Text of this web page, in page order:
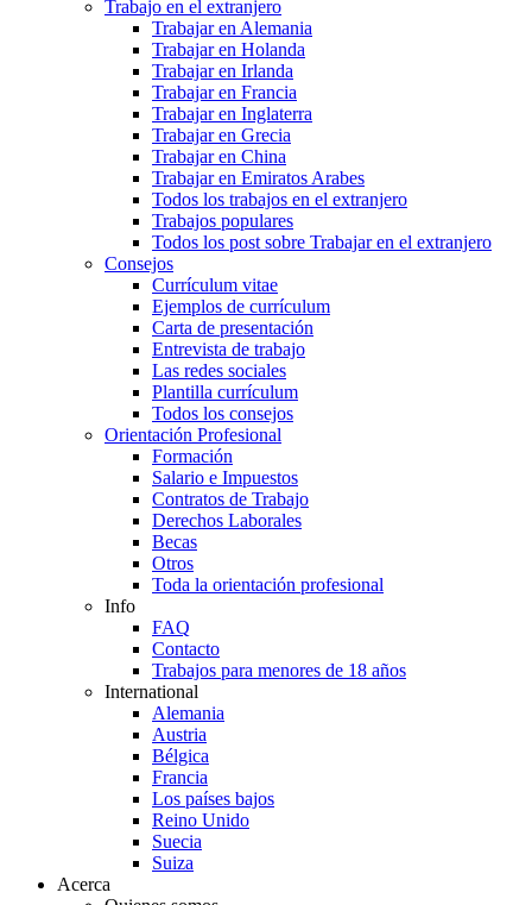
Trabajo en el extranjero
Trabajar en Alemania
Trabajar en Holanda
Trabajar en Irlanda
Trabajar en Francia
Trabajar en Inglaterra
Trabajar en Grecia
Trabajar en China
Trabajar en Emiratos Arabes
Todos los trabajos en el extranjero
Trabajos populares
Todos los post sobre Trabajar en el extranjero
Consejos
Currículum vitae
Ejemplos de currículum
Carta de presentación
Entrevista de trabajo
Las redes sociales
Plantilla currículum
Todos los consejos
Orientación Profesional
Formación
Salario e Impuestos
Contratos de Trabajo
Derechos Laborales
Becas
Otros
Toda la orientación profesional
Info
FAQ
Contacto
Trabajos para menores de 18 años
International
Alemania
Austria
Bélgica
Francia
Los países bajos
Reino Unido
Suecia
Suiza
Acerca